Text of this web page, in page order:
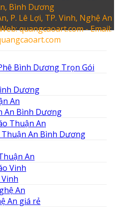
Bình Dương
P. Lê Lợi, TP. Vinh, Nghệ An
quangcaoart.com - Email:
Bình Dương Trọn Gói
Dương
An Bình Dương
An Bình Dương
An
An giá rẻ